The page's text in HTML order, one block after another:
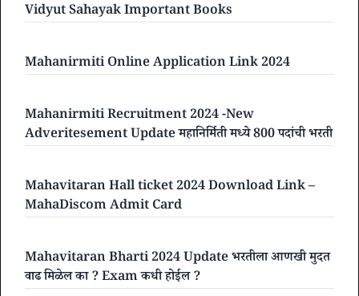
Vidyut Sahayak Important Books
Mahanirmiti Online Application Link 2024
Mahanirmiti Recruitment 2024 -New
Adveritesement Update महानिर्मिती मध्ये 800 पदांची भरती
Mahavitaran Hall ticket 2024 Download Link –
MahaDiscom Admit Card
Mahavitaran Bharti 2024 Update भरतीला आणखी मुदत
वाढ मिळेल का ? Exam कधी होईल ?